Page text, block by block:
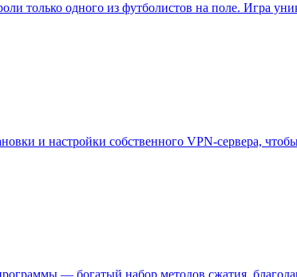
только одного из футболистов на поле. Игра
и настройки собственного VPN-сервера,
— богатый набор методов сжатия,